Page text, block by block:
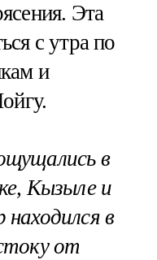
Эта
с утра по
и
в
Кызыле и
в
от